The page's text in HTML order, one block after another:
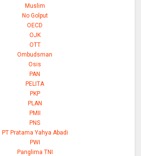
Muslim
No Golput
OECD
OJK
OTT
Ombudsman
Osis
PAN
PELITA
PKP
PLAN
PMII
PNS
PT Pratama Yahya Abadi
PWI
Panglima TNI